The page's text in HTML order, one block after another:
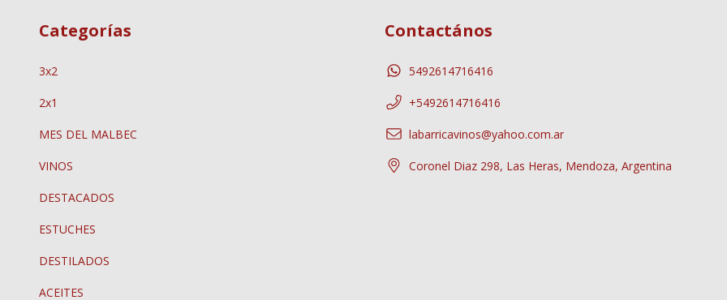
Categorías
3x2
2x1
MES DEL MALBEC
VINOS
DESTACADOS
ESTUCHES
DESTILADOS
ACEITES
Contactános
5492614716416
+5492614716416
labarricavinos@yahoo.com.ar
Coronel Diaz 298, Las Heras, Mendoza, Argentina